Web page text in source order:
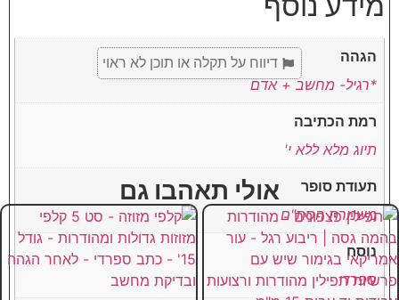
הגהה
*רגיל- מחשב + אדם
רמת הכתיבה
תיוג מלא ללא י'
תעודת סופר
משמרת הסת"ם
נוסח
ספרדי
דיווח על תקלה או תוכן לא ראוי
אולי תאהבו גם